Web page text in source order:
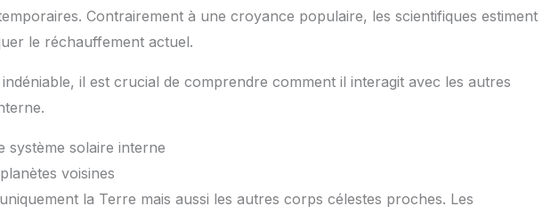
Contrairement à une croyance populaire, les scientifiques estiment
le réchauffement actuel.
il est crucial de comprendre comment il interagit avec les autres
système solaire interne
voisines
la Terre mais aussi les autres corps célestes proches. Les